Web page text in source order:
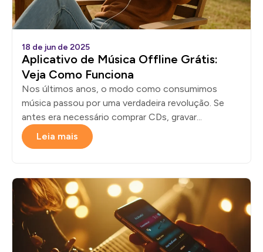
18 de jun de 2025
Aplicativo de Música Offline Grátis:
Veja Como Funciona
Nos últimos anos, o modo como consumimos
música passou por uma verdadeira revolução. Se
antes era necessário comprar CDs, gravar...
Leia mais